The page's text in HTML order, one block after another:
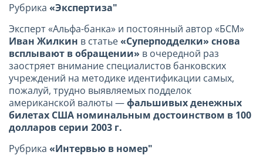
Рубрика «Экспертиза"
Эксперт «Альфа-банка» и постоянный автор «БСМ»
Иван Жилкин в статье«Суперподделки» снова
всплывают в обращении» в очередной раз
заостряет внимание специалистов банковских
учреждений на методике идентификации самых,
пожалуй, трудно выявляемых подделок
американской валюты —фальшивых денежных
билетах США номинальным достоинством в 100
долларов серии 2003 г.
Рубрика «Интервью в номер"